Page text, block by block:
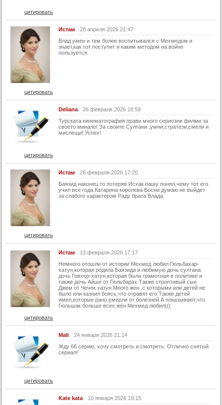
21 серия (суб)
22 серия
22 серия (суб)
23 серия
23 серия (суб)
24 серия
24 серия (суб)
25 серия
25 серия (суб)
26 серия
27 серия
27 серия (суб)
28 серия
28 серия (суб)
29 серия
29 серия (суб)
30 серия (суб)
31 серия
31 серия (суб)
32 серия
32 серия (суб)
33 серия (суб)
34 серия
35 серия
35 серия (суб)
цитировать
Истам
28 апреля 2026 21:47
Влад умен и тем более воспитывался с Мехмедом и
знает,как тот поступит и каким методом на войне
пользуется.
цитировать
Deliana
26 февраля 2026 18:58
Турската кинематография прави много сериозни филми за
своето минало! За своите Султани ,умни,стратези,смели и
мислещи! Успех!
цитировать
Истам
26 февраля 2026 17:20
Баязид наконец то потеряв Исхак пашу понял,чему тот его
учил все года.Катарина королева Босни думаю не выйдет
за слабого характером Раду брата Влада.
цитировать
Истам
13 февраля 2026 17:17
Немного отошли от истории Мехмед любил Гюльбахар-
хатун,которая родила Баязида и любимую дочь султана
дочь Гевхер-хатун,которая была грамотная в политике и
также дочь Айше от Гюльбарах.Также строптивый сын
Джем от Чечек хатун.Много жен ,с которыми или детей не
было или казнил боясь,что отравят его.Также детей
имел,которые рано умерли от болезней.А показывают,что
Гюльшак больше всех жён Мехмед любил(((
цитировать
Mali
24 января 2026 21:14
Жду 66 серию, хочу смотреть и смотреть. Отлично снятый
сериал!
цитировать
Kate kata
10 января 2026 19:15